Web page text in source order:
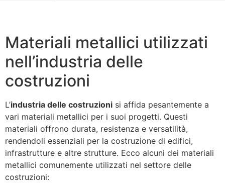
Materiali metallici utilizzati
nell’industria delle
costruzioni
L’industria delle costruzioni si affida pesantemente a
vari materiali metallici per i suoi progetti. Questi
materiali offrono durata, resistenza e versatilità,
rendendoli essenziali per la costruzione di edifici,
infrastrutture e altre strutture. Ecco alcuni dei materiali
metallici comunemente utilizzati nel settore delle
costruzioni: